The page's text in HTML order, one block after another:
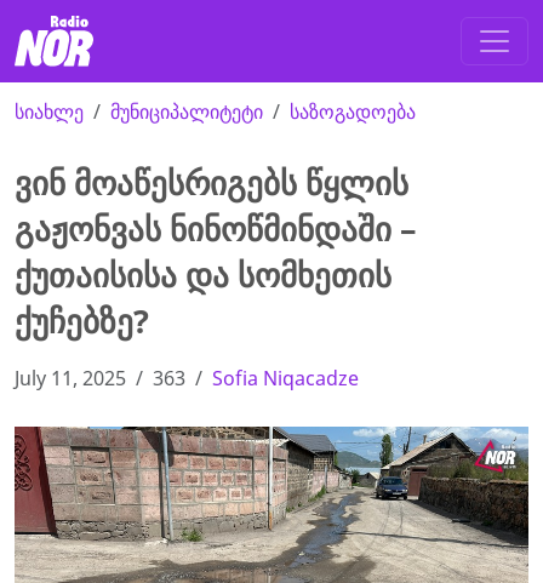
სიახლე მუნიციპალიტეტი საზოგადოება
ვინ მოაწესრიგებს წყლის
გაჟონვას ნინოწმინდაში –
ქუთაისისა და სომხეთის
ქუჩებზე?
July 11, 2025 363 Sofia Niqacadze